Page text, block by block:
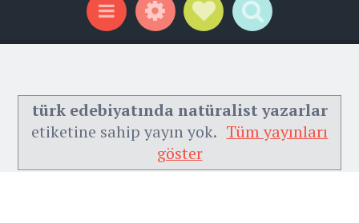
Menu WidgetsSocial Links
Search
türk edebiyatında natüralist yazarlar
etiketine sahip yayın yok. Tüm yayınları
göster